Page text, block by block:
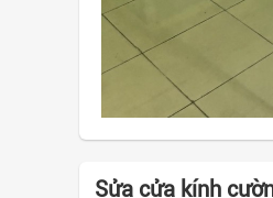
Sửa cửa kính